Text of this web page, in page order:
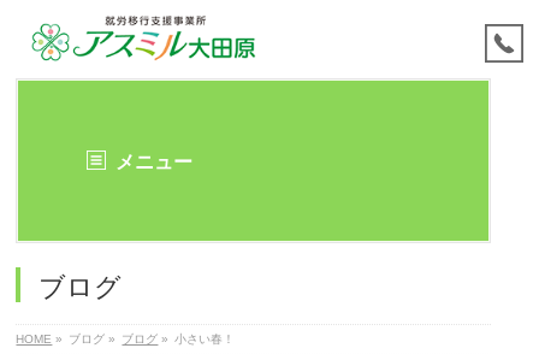
メニュー
ブログ
HOME » ブログ » ブログ » 小さい春！